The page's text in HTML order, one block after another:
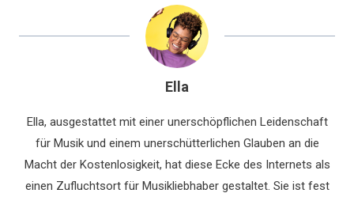
Ella
Ella, ausgestattet mit einer unerschöpflichen Leidenschaft
für Musik und einem unerschütterlichen Glauben an die
Macht der Kostenlosigkeit, hat diese Ecke des Internets als
einen Zufluchtsort für Musikliebhaber gestaltet. Sie ist fest